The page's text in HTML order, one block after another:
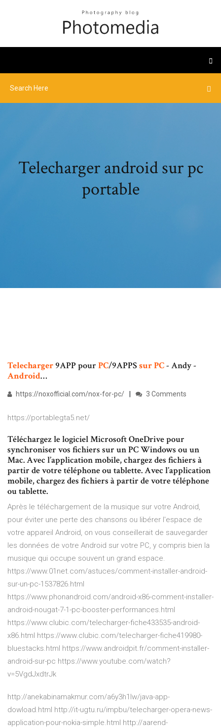
Telecharger android sur pc
portable
Telecharger 9APP pour PC/9APPS surPC- Andy -
Android…
https://noxofficial.com/nox-for-pc/ 3 Comments
https://portablegta5.net/
Téléchargez le logiciel Microsoft OneDrive pour
synchroniser vos fichiers sur un PC Windows ou un
Mac. Avec l’application mobile, chargez des fichiers à
partir de votre téléphone ou tablette. Avec l’application
mobile, chargez des fichiers à partir de votre téléphone
ou tablette.
Après le téléchargement de la musique sur votre Android,
pour éviter une perte des chansons ou libérer l'espace de
votre appareil Android, on vous conseillerait de sauvegarder
les données de votre Android sur votre PC, y compris bien la
musique qui occupe souvent un grand espace.
https://www.01net.com/astuces/comment-installer-android-
sur-un-pc-1537826.html
https://www.phonandroid.com/android-x86-comment-installer-
android-nougat-7-1-pc-booster-performances.html
https://www.clubic.com/telecharger-fiche433535-android-
x86.html https://www.clubic.com/telecharger-fiche419980-
bluestacks.html https://www.androidpit.fr/comment-installer-
android-sur-pc https://www.youtube.com/watch?
v=5VgdJxdtrJk
http://anekabinamakmur.com/a6y3h1lw/java-app-
dowload.html http://it-ugtu.ru/impbu/telecharger-opera-news-
application-pour-nokia-simple.html http://aarend-